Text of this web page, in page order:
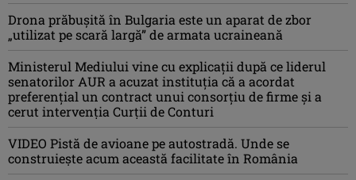
Drona prăbuşită în Bulgaria este un aparat de zbor
„utilizat pe scară largă” de armata ucraineană
Ministerul Mediului vine cu explicații după ce liderul
senatorilor AUR a acuzat instituția că a acordat
preferențial un contract unui consorțiu de firme și a
cerut intervenția Curții de Conturi
VIDEO Pistă de avioane pe autostradă. Unde se
construiește acum această facilitate în România